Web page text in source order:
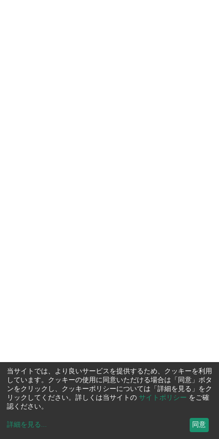
当サイトでは、より良いサービスを提供するため、クッキーを利用
しています。クッキーの使用に同意いただける場合は「同意」ボタ
ンをクリックし、クッキーポリシーについては「詳細を見る」をク
リックしてください。詳しくは当サイトの サイトポリシー をご確
認ください。
詳細を見る ... 同意